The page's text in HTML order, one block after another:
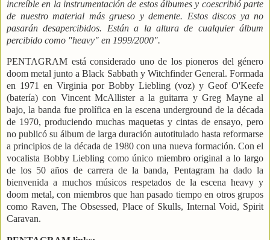
increíble en la instrumentación de estos álbumes y coescribió parte
de nuestro material más grueso y demente. Estos discos ya no
pasarán desapercibidos. Están a la altura de cualquier álbum
percibido como "heavy" en 1999/2000".
PENTAGRAM está considerado uno de los pioneros del género
doom metal junto a Black Sabbath y Witchfinder General. Formada
en 1971 en Virginia por Bobby Liebling (voz) y Geof O'Keefe
(batería) con Vincent McAllister a la guitarra y Greg Mayne al
bajo, la banda fue prolífica en la escena underground de la década
de 1970, produciendo muchas maquetas y cintas de ensayo, pero
no publicó su álbum de larga duración autotitulado hasta reformarse
a principios de la década de 1980 con una nueva formación. Con el
vocalista Bobby Liebling como único miembro original a lo largo
de los 50 años de carrera de la banda, Pentagram ha dado la
bienvenida a muchos músicos respetados de la escena heavy y
doom metal, con miembros que han pasado tiempo en otros grupos
como Raven, The Obsessed, Place of Skulls, Internal Void, Spirit
Caravan.